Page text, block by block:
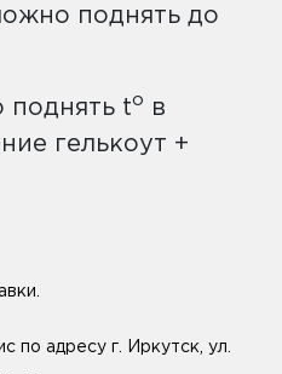
поднять до
поднять tо
в
гелькоут +
адресу г. Иркутск, ул.